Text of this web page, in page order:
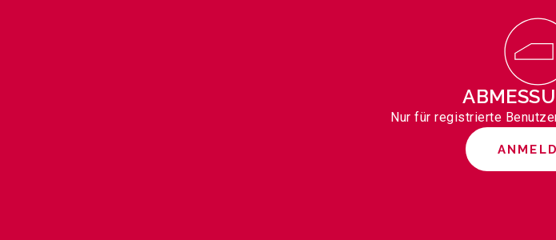
Nur für registrierte